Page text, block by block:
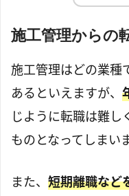
施工管理からの
施工管理はどの業種
あるといえますが、
じように転職は難し
ものとなってしまい
また、 短期離職など